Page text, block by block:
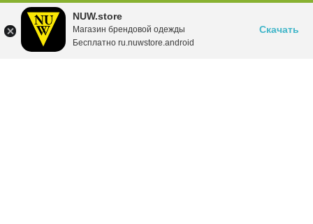
NUW.store
Магазин брендовой одежды
Бесплатно ru.nuwstore.android
Скачать